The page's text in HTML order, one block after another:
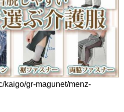
kaigo/gr-magunet/menz-